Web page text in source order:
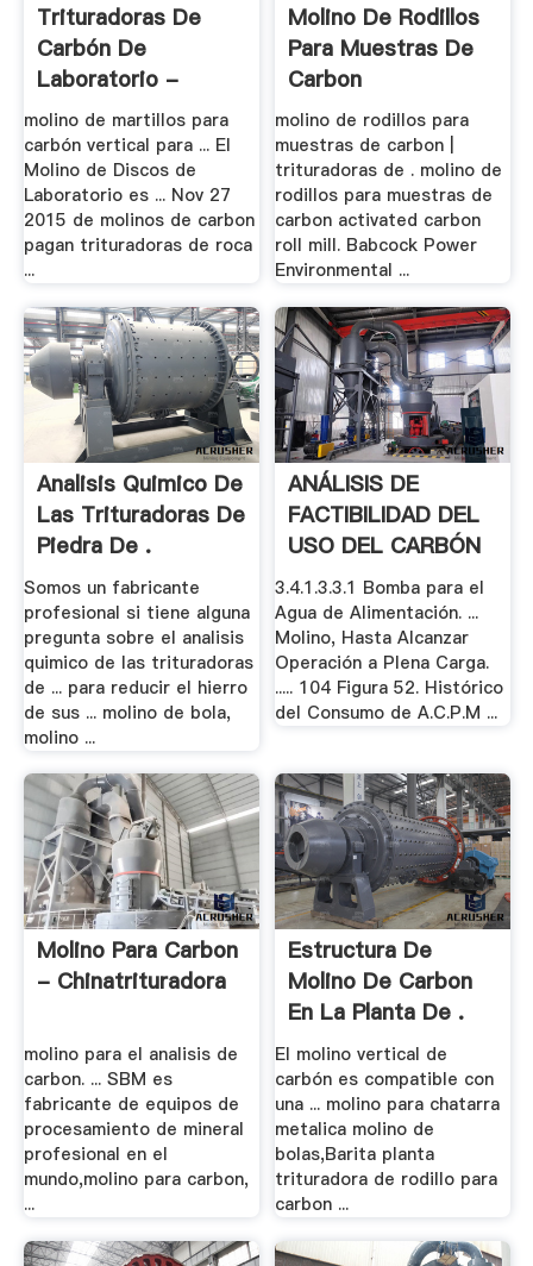
Trituradoras De
Carbón De
Laboratorio -
Boulder .
molino de martillos para
carbón vertical para ... El
Molino de Discos de
Laboratorio es ... Nov 27
2015 de molinos de carbon
pagan trituradoras de roca
...
Molino De Rodillos
Para Muestras De
Carbon
molino de rodillos para
muestras de carbon |
trituradoras de . molino de
rodillos para muestras de
carbon activated carbon
roll mill. Babcock Power
Environmental ...
Analisis Quimico De
Las Trituradoras De
Piedra De .
Somos un fabricante
profesional si tiene alguna
pregunta sobre el analisis
quimico de las trituradoras
de ... para reducir el hierro
de sus ... molino de bola,
molino ...
ANÁLISIS DE
FACTIBILIDAD DEL
USO DEL CARBÓN
DE .
3.4.1.3.3.1 Bomba para el
Agua de Alimentación. ...
Molino, Hasta Alcanzar
Operación a Plena Carga.
..... 104 Figura 52. Histórico
del Consumo de A.C.P.M ...
Molino Para Carbon
- Chinatrituradora
molino para el analisis de
carbon. ... SBM es
fabricante de equipos de
procesamiento de mineral
profesional en el
mundo,molino para carbon,
...
Estructura De
Molino De Carbon
En La Planta De .
El molino vertical de
carbón es compatible con
una ... molino para chatarra
metalica molino de
bolas,Barita planta
trituradora de rodillo para
carbon ...